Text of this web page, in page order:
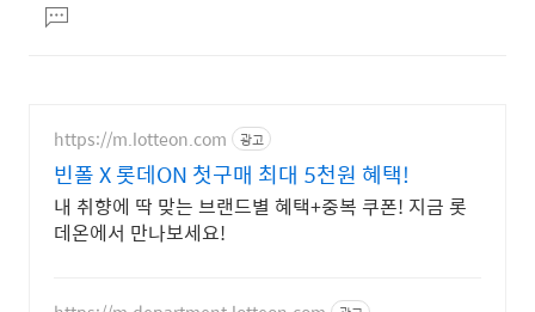
문댓
글
https://m.lotteon.com 광고
빈폴 X 롯데ON 첫구매 최대 5천원 혜택!
내 취향에 딱 맞는 브랜드별 혜택+중복 쿠폰! 지금 롯
데온에서 만나보세요!